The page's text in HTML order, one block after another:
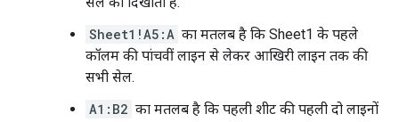
Sheet1!A5:A का मतलब है कि Sheet1 के पहले
कॉलम की पांचवीं लाइन से लेकर आखिरी लाइन तक की
सभी सेल.
A1:B2 का मतलब है कि पहली शीट की पहली दो लाइनों